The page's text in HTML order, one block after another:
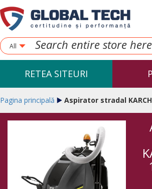
All
RETEA SITEURI
Pagina principală Aspirator stradal